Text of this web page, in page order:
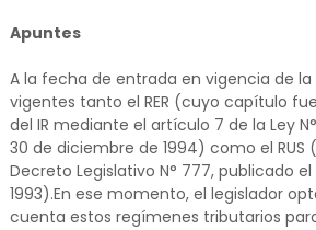
Apuntes
A la fecha de entrada en vigencia de la
vigentes tanto el RER (cuyo capítulo
del IR mediante el artículo 7 de la Ley
30 de diciembre de 1994) como el RUS
Decreto Legislativo N° 777, publicado
1993).En ese momento, el legislador
cuenta estos regímenes tributarios para